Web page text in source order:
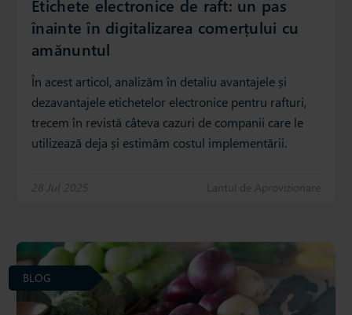
Etichete electronice de raft: un pas
înainte în digitalizarea comerțului cu
amănuntul
În acest articol, analizăm în detaliu avantajele și
dezavantajele etichetelor electronice pentru rafturi,
trecem în revistă câteva cazuri de companii care le
utilizează deja și estimăm costul implementării.
28 Jul 2025 Lantul de Aprovizionare
BLOG